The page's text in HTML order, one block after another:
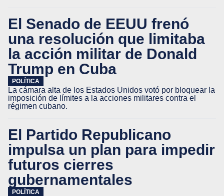
El Senado de EEUU frenó
una resolución que limitaba
la acción militar de Donald
Trump en Cuba
POLÍTICA
La cámara alta de los Estados Unidos votó por bloquear la
imposición de límites a la acciones militares contra el
régimen cubano.
El Partido Republicano
impulsa un plan para impedir
futuros cierres
gubernamentales
POLÍTICA